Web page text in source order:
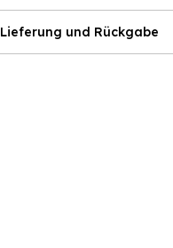
Lieferung und Rückgabe